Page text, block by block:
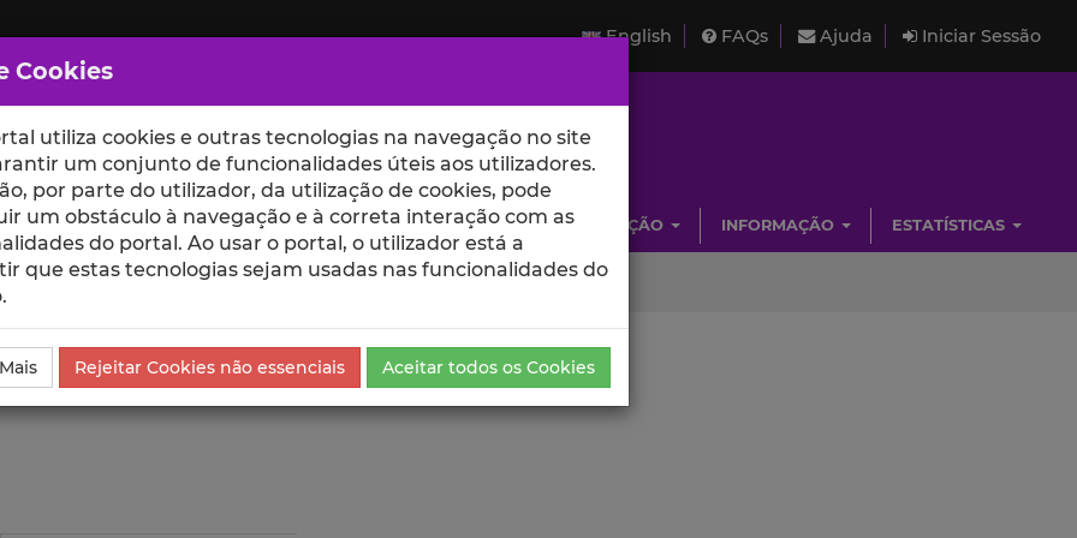
English FAQs Ajuda Iniciar Sessão
ESCOLAS UNIDADES INVESTIGAÇÃO INFORMAÇÃO ESTATÍSTICAS
Visualizações
Cookies
utiliza cookies e outras tecnologias na navegação no site
um conjunto de funcionalidades úteis aos utilizadores.
por parte do utilizador, da utilização de cookies, pode
um obstáculo à navegação e à correta interação com as
do portal. Ao usar o portal, o utilizador está a
que estas tecnologias sejam usadas nas funcionalidades do
Rejeitar Cookies não essenciais Aceitar todos os Cookies